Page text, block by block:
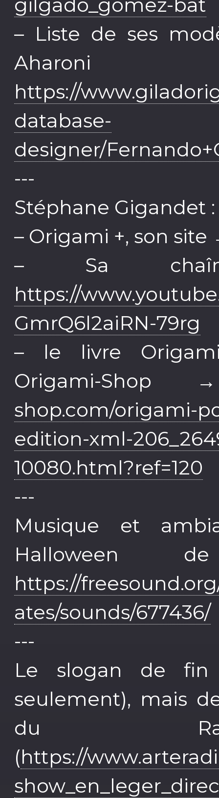
– Liste de ses
https://
database-
designer/
---
Stéphane Gigandet :
– Origami +, son
– Sa
https://
GmrQ6l2aiRN-79rg
– le livre
Origami-
shop.com/origami-
edition-xml-
10080.html?ref=120
---
Musique et
Halloween
https://
ates/sounds/677436/
---
Le slogan de
seulement), mais
du
(https://